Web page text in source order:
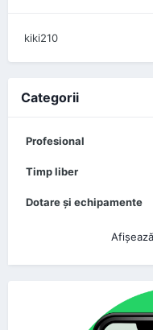
kiki210
Categorii
Profesional
Timp liber
Dotare şi echipamente